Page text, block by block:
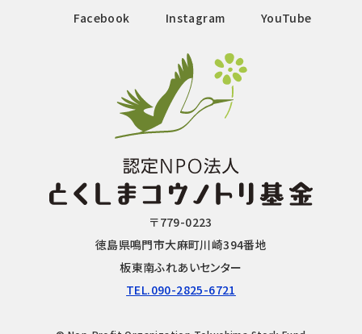
Facebook Instagram YouTube
〒779-0223
徳島県鳴門市大麻町川崎394番地
板東南ふれあいセンター
TEL.090-2825-6721